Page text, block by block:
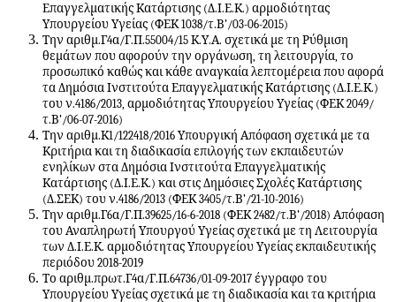
Επαγγελματικής Κατάρτισης (Δ.Ι.Ε.Κ.) αρμοδιότητας
Υπουργείου Υγείας (ΦΕΚ 1038/τ.Β’/03-06-2015)
Την αριθμ.Γ4α/Γ.Π.55004/15 Κ.Υ.Α. σχετικά με τη Ρύθμιση
θεμάτων που αφορούν την οργάνωση, τη λειτουργία, το
προσωπικό καθώς και κάθε αναγκαία λεπτομέρεια που αφορά
τα Δημόσια Ινστιτούτα Επαγγελματικής Κατάρτισης (Δ.Ι.Ε.Κ.)
του ν.4186/2013, αρμοδιότητας Υπουργείου Υγείας (ΦΕΚ 2049/
τ.Β’/06-07-2016)
Την αριθμ.Κ1/122418/2016 Υπουργική Απόφαση σχετικά με τα
Κριτήρια και τη διαδικασία επιλογής των εκπαιδευτών
ενηλίκων στα Δημόσια Ινστιτούτα Επαγγελματικής
Κατάρτισης (Δ.Ι.Ε.Κ.) και στις Δημόσιες Σχολές Κατάρτισης
(Δ.ΣΕΚ) του ν.4186/2013 (ΦΕΚ 3405/τ.Β’/21-10-2016)
Την αριθμ.Γ6α/Γ.Π.39625/16-6-2018 (ΦΕΚ 2482/τ.Β’/2018) Απόφαση
του Αναπληρωτή Υπουργού Υγείας σχετικά με τη Λειτουργία
των Δ.Ι.Ε.Κ. αρμοδιότητας Υπουργείου Υγείας εκπαιδευτικής
περιόδου 2018-2019
Το αριθμ.πρωτ.Γ4α/Γ.Π.64736/01-09-2017 έγγραφο του
Υπουργείου Υγείας σχετικά με τη διαδικασία και τα κριτήρια